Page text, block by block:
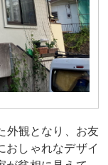
外観となり、お友
おしゃれなデザイ